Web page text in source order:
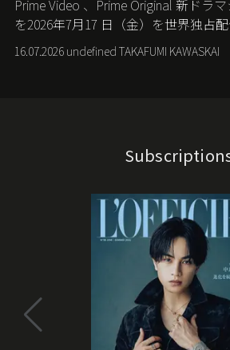
Prime Video 、 Prime Original 新ドラマ
を2026年7月 17 日（金）を世界独占配
16.07.2026 undefined TAKAFUMI KAWASKAI